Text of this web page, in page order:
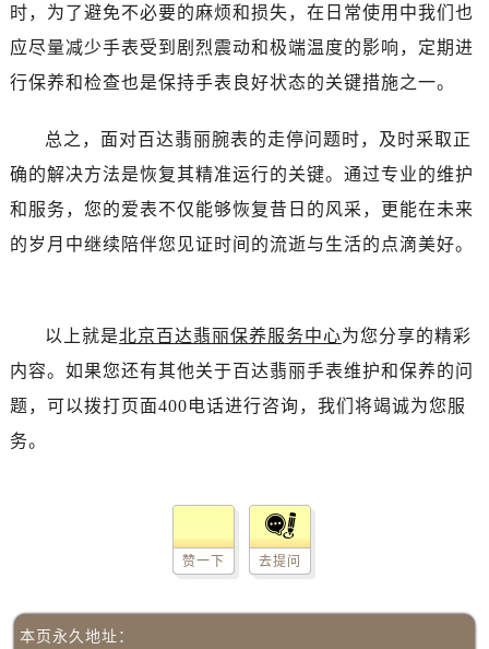
时，为了避免不必要的麻烦和损失，在日常使用中我们也
应尽量减少手表受到剧烈震动和极端温度的影响，定期进
行保养和检查也是保持手表良好状态的关键措施之一。
总之，面对百达翡丽腕表的走停问题时，及时采取正
确的解决方法是恢复其精准运行的关键。通过专业的维护
和服务，您的爱表不仅能够恢复昔日的风采，更能在未来
的岁月中继续陪伴您见证时间的流逝与生活的点滴美好。
以上就是北京百达翡丽保养服务中心为您分享的精彩
内容。如果您还有其他关于百达翡丽手表维护和保养的问
题，可以拨打页面400电话进行咨询，我们将竭诚为您服
务。
赞一下 去提问
本页永久地址：